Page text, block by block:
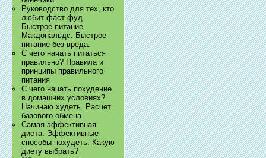
Руководство для тех, кто
любит фаст фуд.
Быстрое питание.
Макдональдс. Быстрое
питание без вреда.
С чего начать питаться
правильно? Правила и
принципы правильного
питания
С чего начать похудение
в домашних условиях?
Начинаю худеть. Расчет
базового обмена
Самая эффективная
диета. Эффективные
способы похудеть. Какую
диету выбрать?